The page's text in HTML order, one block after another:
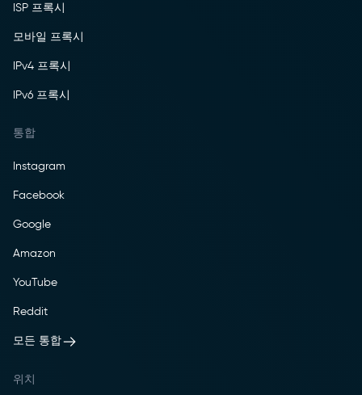
ISP 프록시
모바일 프록시
IPv4 프록시
IPv6 프록시
통합
Instagram
Facebook
Google
Amazon
YouTube
Reddit
모든 통합
위치